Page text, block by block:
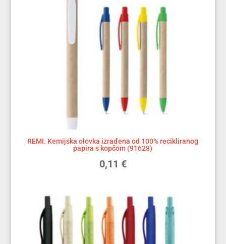
REMI. Kemijska olovka izrađena od 100% recikliranog
papira s kopčom (91628)
0,11 €